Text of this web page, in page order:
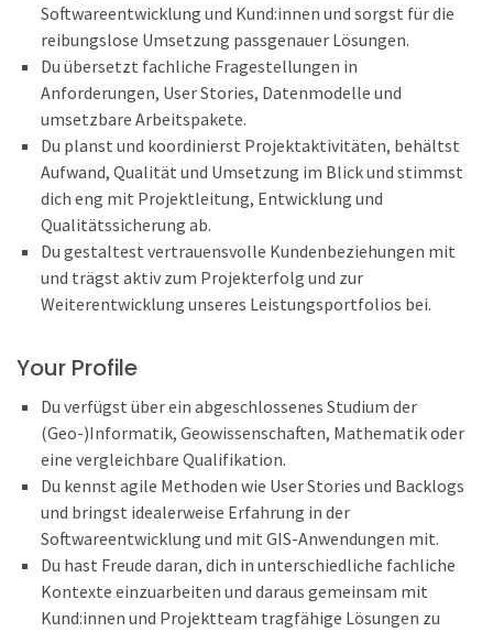
Softwareentwicklung und Kund:innen und sorgst für die
reibungslose Umsetzung passgenauer Lösungen.
Du übersetzt fachliche Fragestellungen in
Anforderungen, User Stories, Datenmodelle und
umsetzbare Arbeitspakete.
Du planst und koordinierst Projektaktivitäten, behältst
Aufwand, Qualität und Umsetzung im Blick und stimmst
dich eng mit Projektleitung, Entwicklung und
Qualitätssicherung ab.
Du gestaltest vertrauensvolle Kundenbeziehungen mit
und trägst aktiv zum Projekterfolg und zur
Weiterentwicklung unseres Leistungsportfolios bei.
Your Profile
Du verfügst über ein abgeschlossenes Studium der
(Geo-)Informatik, Geowissenschaften, Mathematik oder
eine vergleichbare Qualifikation.
Du kennst agile Methoden wie User Stories und Backlogs
und bringst idealerweise Erfahrung in der
Softwareentwicklung und mit GIS-Anwendungen mit.
Du hast Freude daran, dich in unterschiedliche fachliche
Kontexte einzuarbeiten und daraus gemeinsam mit
Kund:innen und Projektteam tragfähige Lösungen zu